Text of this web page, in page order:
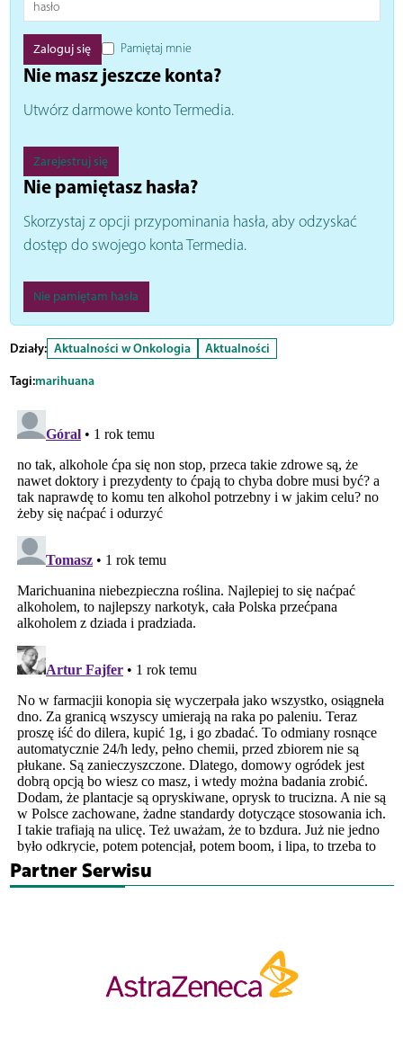
Pamiętaj mnie
Nie masz jeszcze konta?
Utwórz darmowe konto Termedia.
Zarejestruj się
Nie pamiętasz hasła?
Skorzystaj z opcji przypominania hasła, aby odzyskać
dostęp do swojego konta Termedia.
Nie pamiętam hasła
Działy: Aktualności w Onkologia
Aktualności
Tagi:marihuana
Partner Serwisu